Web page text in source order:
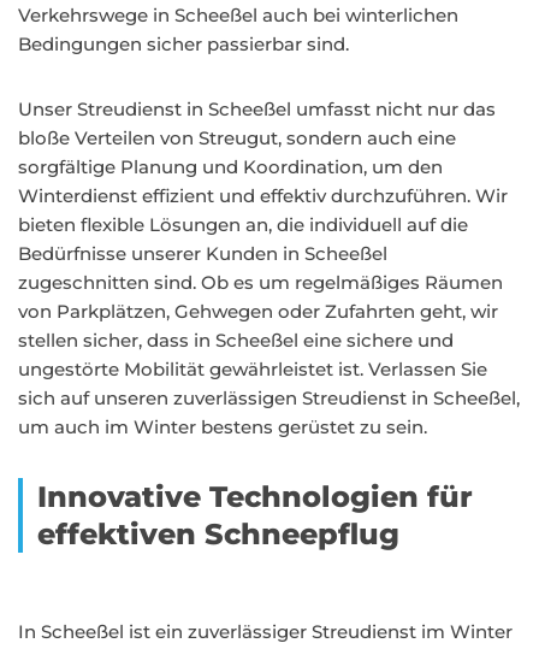
Verkehrswege in Scheeßel auch bei winterlichen
Bedingungen sicher passierbar sind.
Unser Streudienst in Scheeßel umfasst nicht nur das
bloße Verteilen von Streugut, sondern auch eine
sorgfältige Planung und Koordination, um den
Winterdienst effizient und effektiv durchzuführen. Wir
bieten flexible Lösungen an, die individuell auf die
Bedürfnisse unserer Kunden in Scheeßel
zugeschnitten sind. Ob es um regelmäßiges Räumen
von Parkplätzen, Gehwegen oder Zufahrten geht, wir
stellen sicher, dass in Scheeßel eine sichere und
ungestörte Mobilität gewährleistet ist. Verlassen Sie
sich auf unseren zuverlässigen Streudienst in Scheeßel,
um auch im Winter bestens gerüstet zu sein.
Innovative Technologien für
effektiven Schneepflug
In Scheeßel ist ein zuverlässiger Streudienst im Winter